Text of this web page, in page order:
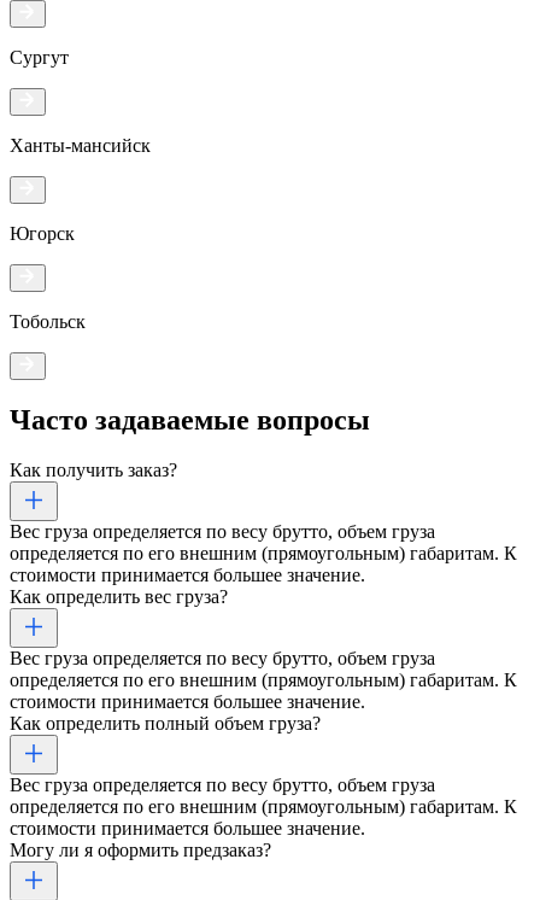
Сургут
Ханты-мансийск
Югорск
Тобольск
Часто задаваемые вопросы
Как получить заказ?
Вес груза определяется по весу брутто, объем груза
определяется по его внешним (прямоугольным) габаритам. К
стоимости принимается большее значение.
Как определить вес груза?
Вес груза определяется по весу брутто, объем груза
определяется по его внешним (прямоугольным) габаритам. К
стоимости принимается большее значение.
Как определить полный объем груза?
Вес груза определяется по весу брутто, объем груза
определяется по его внешним (прямоугольным) габаритам. К
стоимости принимается большее значение.
Могу ли я оформить предзаказ?